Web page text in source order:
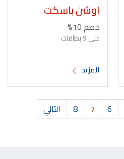
اوشن باسكت
خصم 10%
على 9 بطاقات
المزيد
6
7
8 التالي